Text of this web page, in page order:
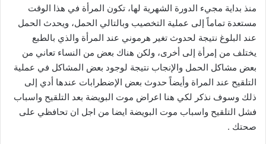
منذ بداية مجيء الدورة الشهرية لها، تكون المرأة في هذا الوقت
مستعدة تماماً إلى عملية التخصيب وبالتالي الحمل، ويحدث الحمل
عند البلوغ نتيجة لحدوث تغير هرموني عند المرأة والذي بالطبع
يختلف من إمرأة إلى أخرى، ولكن هناك بعض من النساء تعاني من
بعض مشاكل الحمل والإنجاب نتيجة لوجود بعض المشاكل في عملية
التلقيح عند المراة وأيضاً حدوث بعض الإضطرابات عندها أدي إلى
ذلك وسوف نذكر لكي هنا اعراض موت البويضة بعد التلقيح واسباب
فشل التلقيح واسباب موت البويضة ايضا من اجل ان تحافظي على
صحتك .